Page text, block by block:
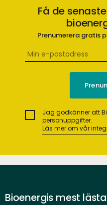
Få de
Prenumerera gratis
Jag godkänner att
personuppgifter.
Läs mer om vår
Bioenergis mest lästa